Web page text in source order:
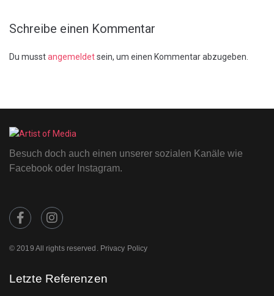
Schreibe einen Kommentar
Du musstangemeldetsein, um einen Kommentar abzugeben.
Besuch doch auch einen unserer sozialen Kanäle wie
Facebook oder Instagram.
© 2019 All rights reserved. Privacy Policy
Letzte Referenzen